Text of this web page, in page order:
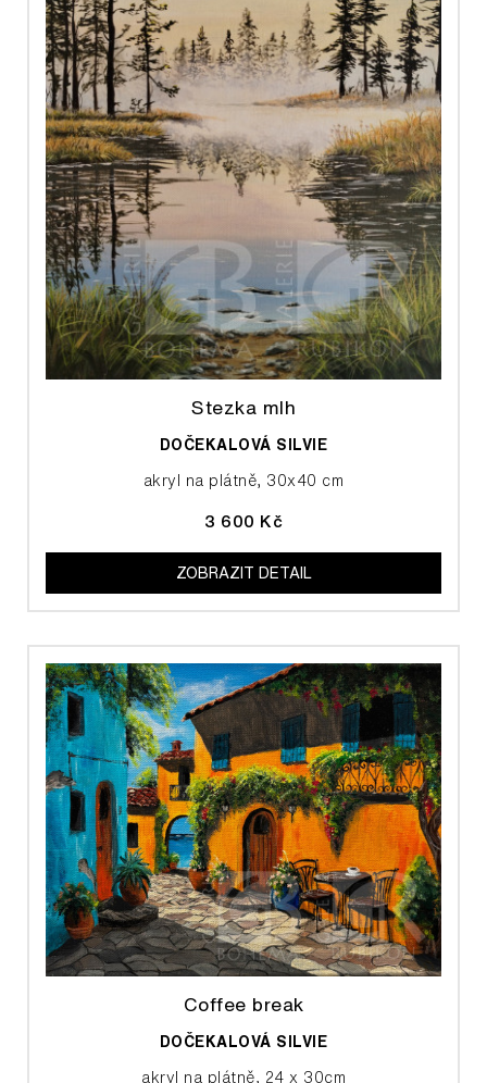
Stezka mlh
DOČEKALOVÁ SILVIE
akryl na plátně, 30x40 cm
3 600 Kč
ZOBRAZIT DETAIL
Coffee break
DOČEKALOVÁ SILVIE
akryl na plátně, 24 x 30cm